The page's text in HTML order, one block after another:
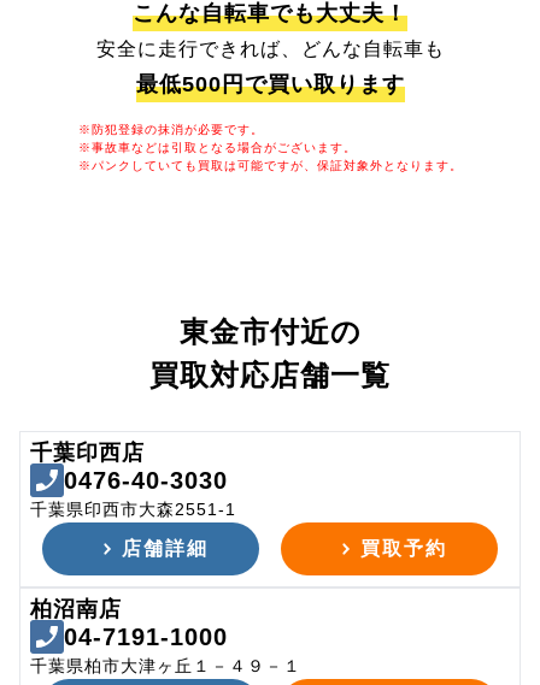
こんな自転車でも大丈夫！
安全に走行できれば、どんな自転車も
最低500円で買い取ります
※防犯登録の抹消が必要です。
※事故車などは引取となる場合がございます。
※パンクしていても買取は可能ですが、保証対象外となります。
東金市付近の
買取対応店舗一覧
千葉印西店
0476-40-3030
千葉県印西市大森2551-1
店舗詳細 買取予約
柏沼南店
04-7191-1000
千葉県柏市大津ヶ丘１－４９－１